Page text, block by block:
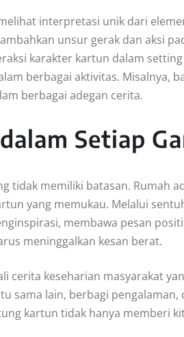
interpretasi unik dari
unsur gerak dan aksi
karakter kartun dalam
berbagai aktivitas. Misalnya,
berbagai adegan cerita.
Setiap
tidak memiliki batasan. Rumah
yang memukau. Melalui
membawa pesan
meninggalkan kesan berat.
cerita keseharian masyarakat
sama lain, berbagi
kartun tidak hanya memberi